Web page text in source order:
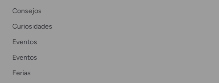
Consejos
Curiosidades
Eventos
Eventos
Ferias